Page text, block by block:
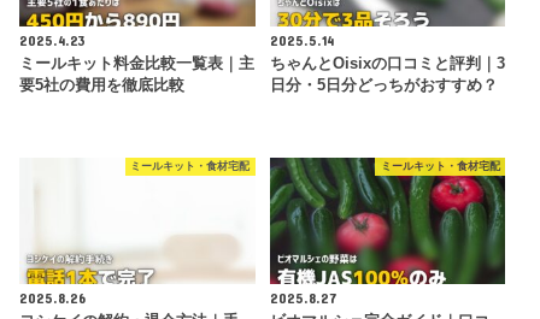
2025.4.23
ミールキット料金比較一覧表｜主
要5社の費用を徹底比較
2025.5.14
ちゃんとOisixの口コミと評判｜3
日分・5日分どっちがおすすめ？
ミールキット・食材宅配
2025.8.26
ミールキット・食材宅配
2025.8.27